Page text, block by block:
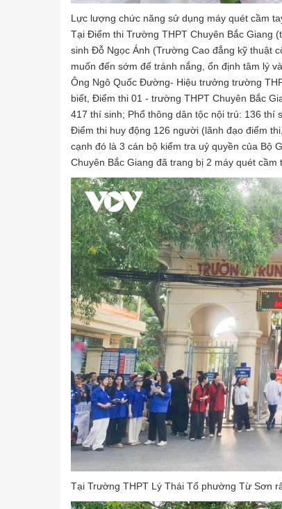
Lực lượng chức năng sử dụng máy quét cầm
Tại Điểm thi Trường THPT Chuyên Bắc Giang
sinh Đỗ Ngọc Ánh (Trường Cao đẳng kỹ thuật
muốn đến sớm để tránh nắng, ổn định tâm lý
Ông Ngô Quốc Đường- Hiệu trưởng trường
biết, Điểm thi 01 - trường THPT Chuyên Bắc
417 thí sinh; Phổ thông dân tộc nội trú: 136 thí
Điểm thi huy động 126 người (lãnh đạo điểm
cạnh đó là 3 cán bộ kiểm tra uỷ quyền của Bộ
Chuyên Bắc Giang đã trang bị 2 máy quét
Tại Trường THPT Lý Thái Tổ phường Từ Sơn